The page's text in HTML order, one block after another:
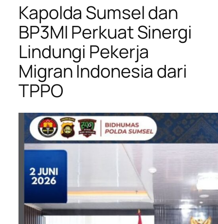
Kapolda Sumsel dan
BP3MI Perkuat Sinergi
Lindungi Pekerja
Migran Indonesia dari
TPPO